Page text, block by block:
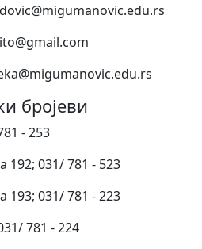
бројеви
- 253
192; 031/ 781 - 523
193; 031/ 781 - 223
781 - 224